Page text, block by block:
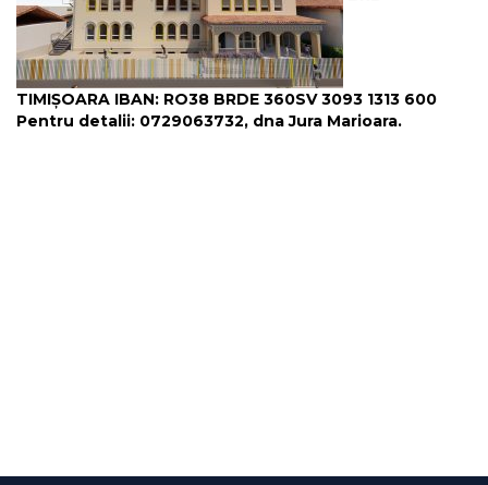
TIMIȘOARA IBAN: RO38 BRDE 360SV 3093 1313 600
Pentru detalii: 0729063732, dna Jura Marioara.